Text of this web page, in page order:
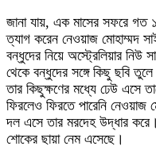
জানা যায়, এক মাসের সফরে গত
ত্যাগ করেন নেওয়াজ মোহাম্মদ
বন্ধুদের নিয়ে অস্ট্রেলিয়ার
থেকে বন্ধুদের সঙ্গে কিছু ছবি
তার কিছুক্ষণের মধ্যে ঢেউ এসে
ফিরলেও ফিরতে পারেনি নেওয়াজ
দল এসে তার মরদেহ উদ্ধার
শোকের ছায়া নেম এসেছে।